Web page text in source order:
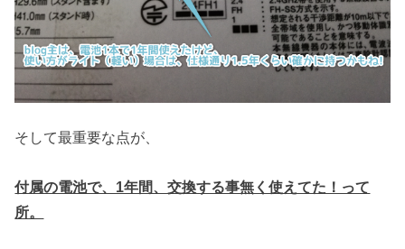
そして最重要な点が、
付属の電池で、1年間、交換する事無く使えてた！って
所。